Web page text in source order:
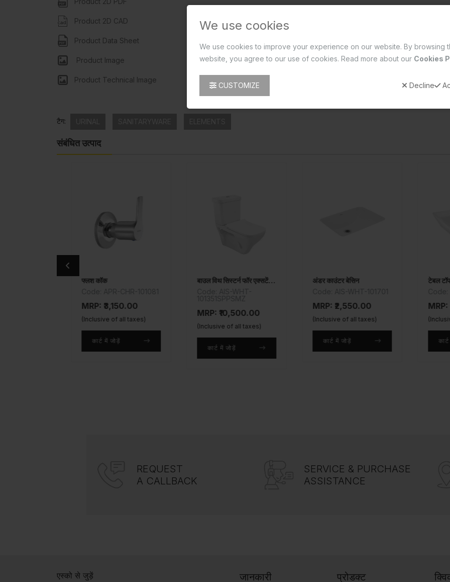
We use cookies
We use cookies to improve your experience on our website. By browsing
website, you agree to our use of cookies. Read more about our Cookies
CUSTOMIZE Decline
Product 2D CAD
Product Data Sheet
Product Image
Product Technical Image
टैग:
संबंधित उत्पाद
फ्लश कॉक
MRP: ₹3,150.00
(Inclusive of all taxes)
कार्ट में जोड़ें
बाउल विथ सिस्टर्न फॉर एक्सटेंडेड वॉल हँग WC
MRP: ₹10,500.00
(Inclusive of all taxes)
कार्ट में जोड़ें
अंडर काउंटर बेसिन
MRP: ₹2,550.00
(Inclusive of all taxes)
कार्ट में जोड़ें
टेबल टॉप
MRP:
(Inclusive
कार्ट में
REQUEST
A CALLBACK
SERVICE & PURCHASE
ASSISTANCE
एस्को से जुड़ें जानकारी प्रोडक्ट